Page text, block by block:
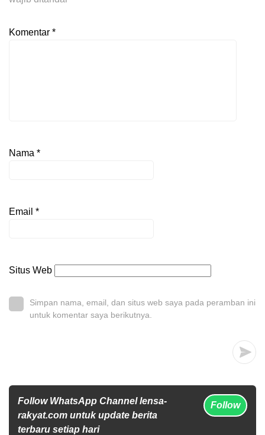
Komentar *
Nama *
Email *
Situs Web
Simpan nama, email, dan situs web saya pada peramban ini
untuk komentar saya berikutnya.
Follow WhatsApp Channel lensa-
rakyat.com untuk update berita
terbaru setiap hari
Follow